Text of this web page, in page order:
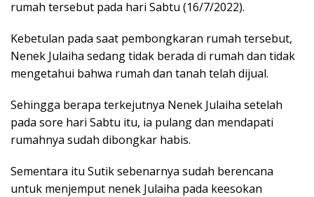
rumah tersebut pada hari Sabtu (16/7/2022).
Kebetulan pada saat pembongkaran rumah tersebut,
Nenek Julaiha sedang tidak berada di rumah dan tidak
mengetahui bahwa rumah dan tanah telah dijual.
Sehingga berapa terkejutnya Nenek Julaiha setelah
pada sore hari Sabtu itu, ia pulang dan mendapati
rumahnya sudah dibongkar habis.
Sementara itu Sutik sebenarnya sudah berencana
untuk menjemput nenek Julaiha pada keesokan